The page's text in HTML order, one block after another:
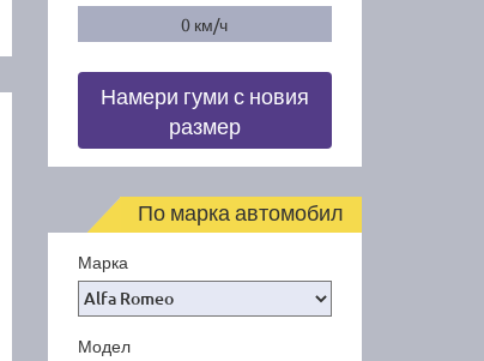
0 км/ч
Намери гуми с новия
размер
По марка автомобил
Марка
Модел